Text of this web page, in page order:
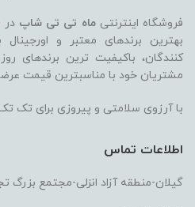
فروشگاه اینترنتیماه تی تی شاپ در
بهترین برندهای معتبر و
کنندگان، باکیفیت ترین برندهای
مشتریان خود با مناسبترین قیمت
با آرزوی سلامتی و پیروزی برای تک
اطلاعات تماس
گیلان-منطقه آزاد انزلی-مجتمع بزرگ